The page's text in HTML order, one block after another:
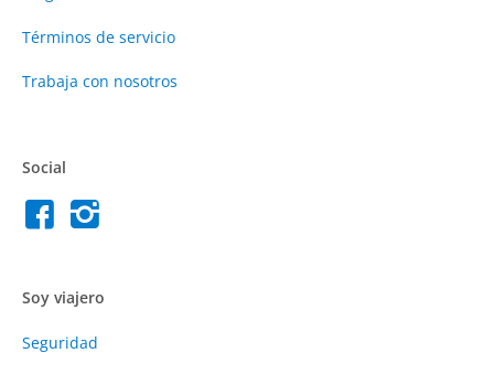
Términos de servicio
Trabaja con nosotros
Social
Soy viajero
Seguridad